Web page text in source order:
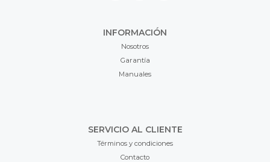
INFORMACIÓN
Nosotros
Garantía
Manuales
SERVICIO AL CLIENTE
Términos y condiciones
Contacto